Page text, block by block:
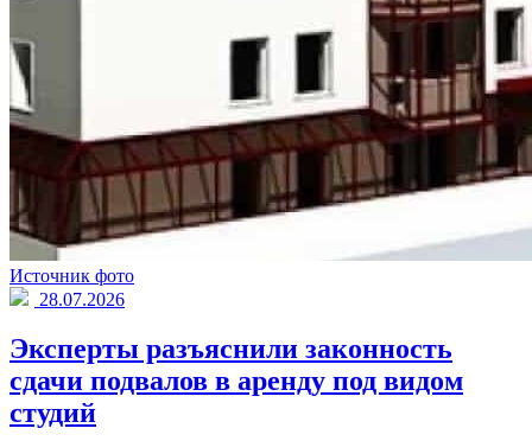
Источник фото
28.07.2026
Эксперты разъяснили законность
сдачи подвалов в аренду под видом
студий